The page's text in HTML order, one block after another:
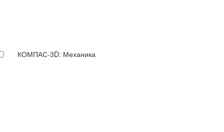
КОМПАС-3D: Механика